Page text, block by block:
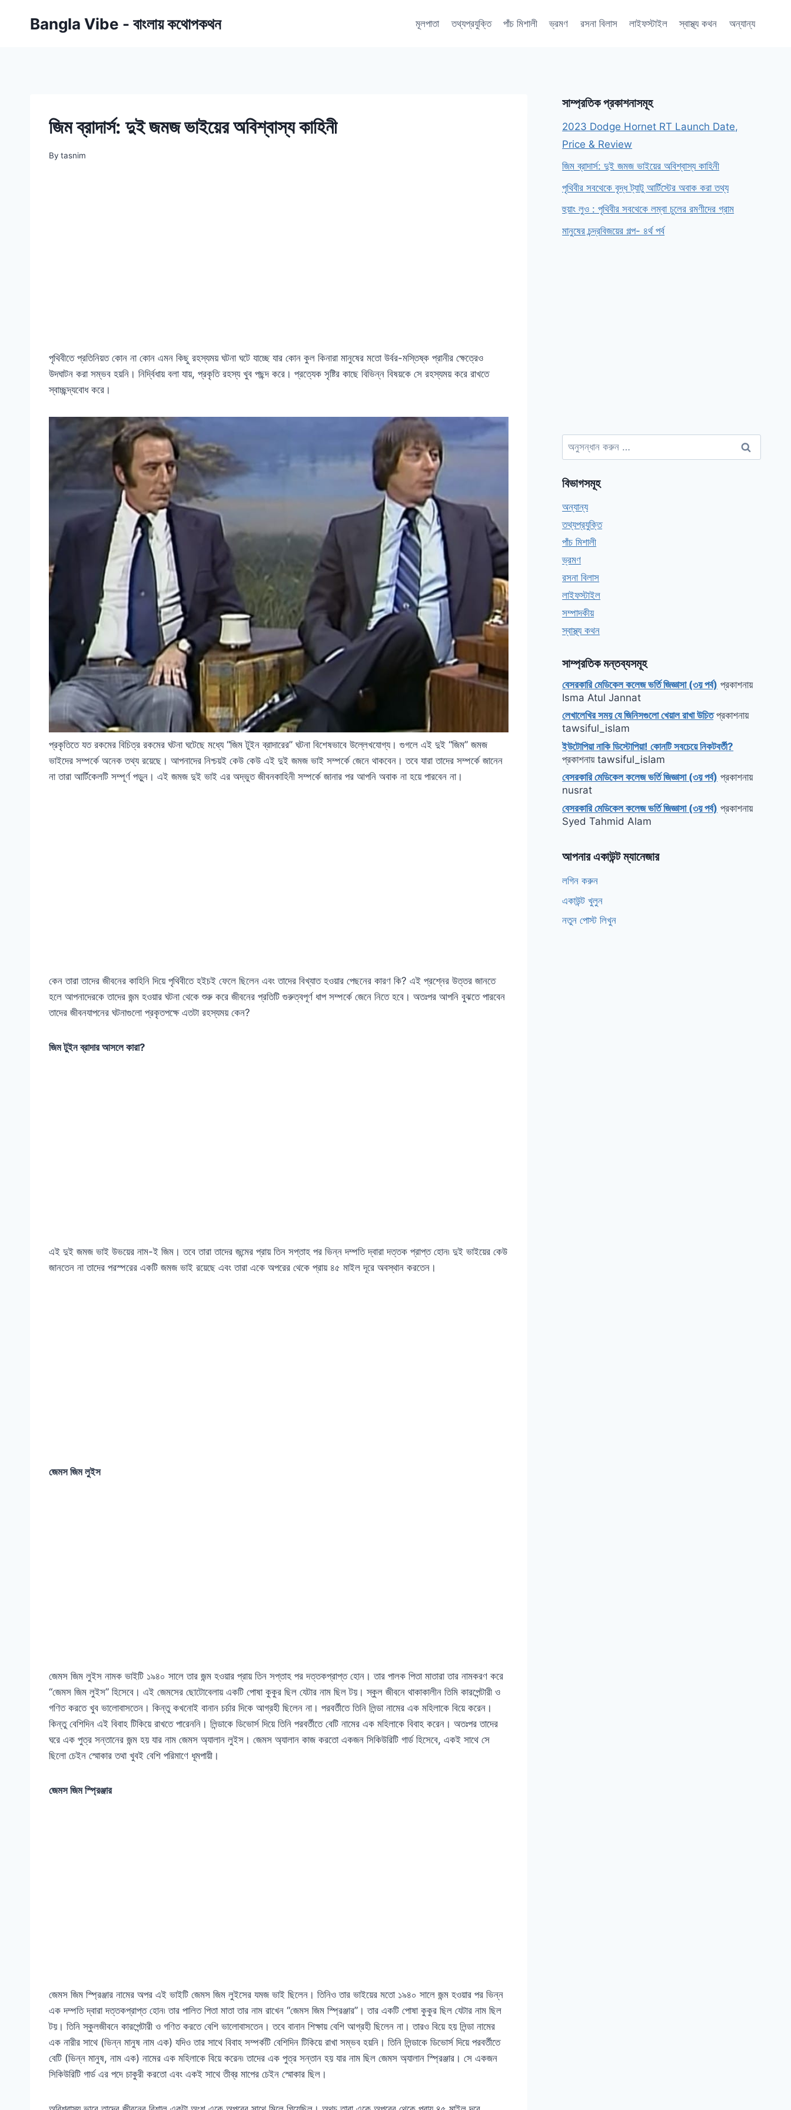
Bangla Vibe - বাংলায় কথোপকথন মূলপাতা তথ্যপ্রযুক্তি পাঁচ মিশালী ভ্রমণ রসনা বিলাস লাইফস্টাইল স্বাস্থ্য কথন অন্যান্য
জিম ব্রাদার্স: দুই জমজ ভাইয়ের অবিশ্বাস্য কাহিনী
By tasnim
পৃথিবীতে প্রতিনিয়ত কোন না কোন এমন কিছু রহস্যময় ঘটনা ঘটে যাচ্ছে যার কোন কুল কিনারা মানুষের মতো উর্বর-মস্তিষ্ক প্রানীর ক্ষেত্রেও
উদঘাটন করা সম্ভব হয়নি। নির্দ্বিধায় বলা যায়, প্রকৃতি রহস্য খুব পছন্দ করে। প্রত্যেক সৃষ্টির কাছে বিভিন্ন বিষয়কে সে রহস্যময় করে রাখতে
স্বাচ্ছন্দ্যবোধ করে।
প্রকৃতিতে যত রকমের বিচিত্র রকমের ঘটনা ঘটেছে মধ্যে “জিম টুইন ব্রাদারের” ঘটনা বিশেষভাবে উল্লেখযোগ্য। গুগলে এই দুই “জিম” জমজ
ভাইদের সম্পর্কে অনেক তথ্য রয়েছে। আপনাদের নিশ্চয়ই কেউ কেউ এই দুই জমজ ভাই সম্পর্কে জেনে থাকবেন। তবে যারা তাদের সম্পর্কে জানেন
না তারা আর্টিকেলটি সম্পূর্ণ পড়ুন। এই জমজ দুই ভাই এর অদ্ভুত জীবনকাহিনী সম্পর্কে জানার পর আপনি অবাক না হয়ে পারবেন না।
কেন তারা তাদের জীবনের কাহিনি দিয়ে পৃথিবীতে হইচই ফেলে ছিলেন এবং তাদের বিখ্যাত হওয়ার পেছনের কারণ কি? এই প্রশ্নের উত্তর জানতে
হলে আপনাদেরকে তাদের জন্ম হওয়ার ঘটনা থেকে শুরু করে জীবনের প্রতিটি গুরুত্বপূর্ণ ধাপ সম্পর্কে জেনে নিতে হবে। অতঃপর আপনি বুঝতে পারবেন
তাদের জীবনযাপনের ঘটনাগুলো প্রকৃতপক্ষে এতটা রহস্যময় কেন?
জিম টুইন ব্রাদার আসলে কারা?
এই দুই জমজ ভাই উভয়ের নাম-ই জিম। তবে তারা তাদের জন্মের প্রায় তিন সপ্তাহ পর ভিন্ন দম্পতি দ্বারা দত্তক প্রাপ্ত হোন৷ দুই ভাইয়ের কেউ
জানতেন না তাদের পরস্পরের একটি জমজ ভাই রয়েছে এবং তারা একে অপরের থেকে প্রায় ৪৫ মাইল দূরে অবস্থান করতেন।
জেমস জিম লুইস
জেমস জিম লুইস নামক ভাইটি ১৯৪০ সালে তার জন্ম হওয়ার প্রায় তিন সপ্তাহ পর দত্তকপ্রাপ্ত হোন। তার পালক পিতা মাতারা তার নামকরণ করে
“জেমস জিম লুইস” হিসেবে। এই জেমসের ছোটোবেলায় একটি পোষা কুকুর ছিল যেটার নাম ছিল টয়। স্কুল জীবনে থাকাকালীন তিমি কারপেন্টারী ও
গণিত করতে খুব ভালোবাসতেন। কিন্তু কখনোই বানান চর্চার দিকে আগ্রহী ছিলেন না। পরবর্তীতে তিনি লিন্ডা নামের এক মহিলাকে বিয়ে করেন।
কিন্তু বেশিদিন এই বিবাহ টিকিয়ে রাখতে পারেননি। লিন্ডাকে ডিভোর্স দিয়ে তিনি পরবর্তীতে বেটি নামের এক মহিলাকে বিবাহ করেন। অতঃপর তাদের
ঘরে এক পুত্র সন্তানের জন্ম হয় যার নাম জেমস অ্যালান লুইস। জেমস অ্যালান কাজ করতো একজন সিকিউরিটি গার্ড হিসেবে, একই সাথে সে
ছিলো চেইন স্মোকার তথা খুবই বেশি পরিমাণে ধূমপায়ী।
জেমস জিম স্প্রিঞ্জার
জেমস জিম স্প্রিঞ্জার নামের অপর এই ভাইটি জেমস জিম লুইসের যমজ ভাই ছিলেন। তিনিও তার ভাইয়ের মতো ১৯৪০ সালে জন্ম হওয়ার পর ভিন্ন
এক দম্পতি দ্বারা দত্তকপ্রাপ্ত হোন৷ তার পালিত পিতা মাতা তার নাম রাখেন “জেমস জিম স্প্রিঞ্জার”। তার একটি পোষা কুকুর ছিল যেটার নাম ছিল
টয়। তিনি স্কুলজীবনে কারপেন্টারী ও গণিত করতে বেশি ভালোবাসতেন। তবে বানান শিক্ষায় বেশি আগ্রহী ছিলেন না। তারও বিয়ে হয় লিন্ডা নামের
এক নারীর সাথে (ভিন্ন মানুষ নাম এক) যদিও তার সাথে বিবাহ সম্পর্কটি বেশিদিন টিকিয়ে রাখা সম্ভব হয়নি। তিনি লিন্ডাকে ডিভোর্স দিয়ে পরবর্তীতে
বেটি (ভিন্ন মানুষ, নাম এক) নামের এক মহিলাকে বিয়ে করেন৷ তাদের এক পুত্র সন্তান হয় যার নাম ছিল জেমস অ্যালান স্প্রিঞ্জার। সে একজন
সিকিউরিটি গার্ড এর পদে চাকুরী করতো এবং একই সাথে তীব্র মাপের চেইন স্মোকার ছিল।
সাম্প্রতিক প্রকাশনাসমূহ
2023 Dodge Hornet RT Launch Date,
Price & Review
জিম ব্রাদার্স: দুই জমজ ভাইয়ের অবিশ্বাস্য কাহিনী
পৃথিবীর সবথেকে বৃদ্ধ ট্যাটু আর্টিস্টের অবাক করা তথ্য
হুয়াং লুও : পৃথিবীর সবথেকে লম্বা চুলের রমণীদের গ্রাম
মানুষের চন্দ্রবিজয়ের গল্প- ৪র্থ পর্ব
অনুসন্ধানঃ
বিভাগসমূহ
অন্যান্য
তথ্যপ্রযুক্তি
পাঁচ মিশালী
ভ্রমণ
রসনা বিলাস
লাইফস্টাইল
সম্পাদকীয়
স্বাস্থ্য কথন
সাম্প্রতিক মন্তব্যসমূহ
বেসরকারি মেডিকেল কলেজ ভর্তি জিজ্ঞাসা (৩য় পর্ব) প্রকাশনায়
Isma Atul Jannat
লেখালেখির সময় যে জিনিসগুলো খেয়াল রাখা উচিতপ্রকাশনায়
tawsiful_islam
ইউটোপিয়া নাকি ডিস্টোপিয়া! কোনটি সবচেয়ে নিকটবর্তী?
প্রকাশনায়tawsiful_islam
বেসরকারি মেডিকেল কলেজ ভর্তি জিজ্ঞাসা (৩য় পর্ব) প্রকাশনায়
nusrat
বেসরকারি মেডিকেল কলেজ ভর্তি জিজ্ঞাসা (৩য় পর্ব) প্রকাশনায়
Syed Tahmid Alam
আপনার একাউন্ট ম্যানেজার
লগিন করুন
একাউন্ট খুলুন
নতুন পোস্ট লিখুন